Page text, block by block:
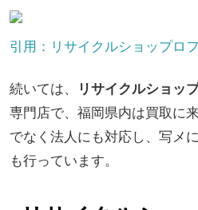
引用：リサイクルショップロ
続いては、 リサイクルショッ
専門店で、福岡県内は買取に
でなく法人にも対応し、写メ
も行っています。